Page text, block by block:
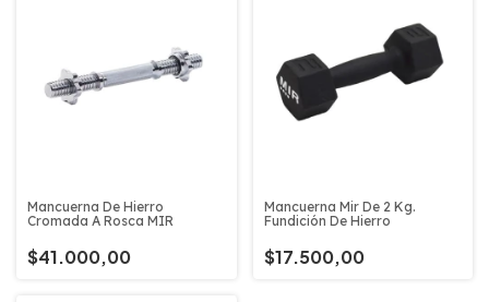
Mancuerna De Hierro
Cromada A Rosca MIR
$41.000,00
Mancuerna Mir De 2 Kg.
Fundición De Hierro
$17.500,00